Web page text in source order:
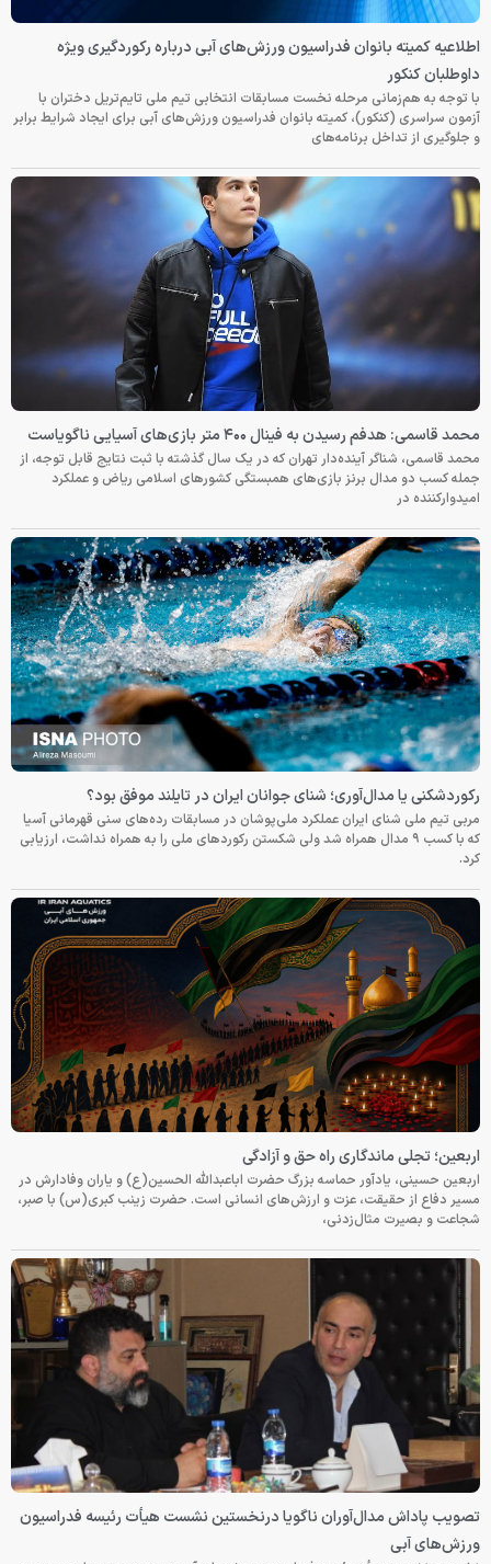
اطلاعیه کمیته بانوان فدراسیون ورزش‌های آبی درباره رکوردگیری ویژه
داوطلبان کنکور
با توجه به هم‌زمانی مرحله نخست مسابقات انتخابی تیم ملی تایم‌تریل دختران با
آزمون سراسری (کنکور)، کمیته بانوان فدراسیون ورزش‌های آبی برای ایجاد شرایط برابر
و جلوگیری از تداخل برنامه‌های
محمد قاسمی: هدفم رسیدن به فینال ۴۰۰ متر بازی‌های آسیایی ناگویاست
محمد قاسمی، شناگر آینده‌دار تهران که در یک سال گذشته با ثبت نتایج قابل توجه، از
جمله کسب دو مدال برنز بازی‌های همبستگی کشورهای اسلامی ریاض و عملکرد
امیدوارکننده در
رکوردشکنی یا مدال‌آوری؛ شنای جوانان ایران در تایلند موفق بود؟
مربی تیم ملی شنای ایران عملکرد ملی‌پوشان در مسابقات رده‌های سنی قهرمانی آسیا
که با کسب ۹ مدال همراه شد ولی شکستن رکوردهای ملی را به همراه نداشت، ارزیابی
کرد.
اربعین؛ تجلی ماندگاری راه حق و آزادگی
اربعین حسینی، یادآور حماسه بزرگ حضرت اباعبدالله الحسین(ع) و یاران وفادارش در
مسیر دفاع از حقیقت، عزت و ارزش‌های انسانی است. حضرت زینب کبری(س) با صبر،
شجاعت و بصیرت مثال‌زدنی،
تصویب پاداش مدال‌آوران ناگویا درنخستین نشست هیأت رئیسه فدراسیون
ورزش‌های آبی